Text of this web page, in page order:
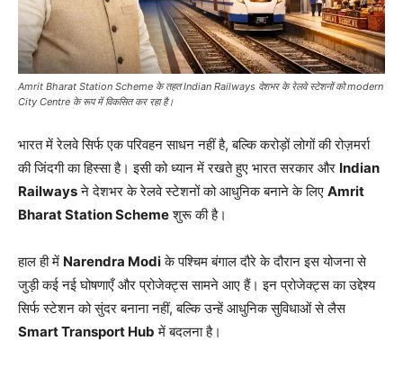
Amrit Bharat Station Scheme के तहत Indian Railways देशभर के रेलवे स्टेशनों को modern
City Centre के रूप में विकसित कर रहा है।
भारत में रेलवे सिर्फ एक परिवहन साधन नहीं है, बल्कि करोड़ों लोगों की रोज़मर्रा
की जिंदगी का हिस्सा है। इसी को ध्यान में रखते हुए भारत सरकार और Indian
Railwaysने देशभर के रेलवे स्टेशनों को आधुनिक बनाने के लिए Amrit
Bharat Station Schemeशुरू की है।
हाल ही में Narendra Modiके पश्चिम बंगाल दौरे के दौरान इस योजना से
जुड़ी कई नई घोषणाएँ और प्रोजेक्ट्स सामने आए हैं। इन प्रोजेक्ट्स का उद्देश्य
सिर्फ स्टेशन को सुंदर बनाना नहीं, बल्कि उन्हें आधुनिक सुविधाओं से लैस
Smart Transport Hub में बदलना है।